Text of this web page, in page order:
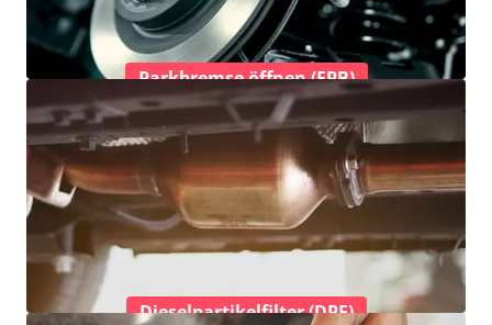
Parkbremse öffnen (EPB)
Dieselpartikelfilter (DPF)